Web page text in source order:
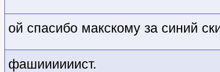
ой спасибо макскому за синий
фашиииииист.